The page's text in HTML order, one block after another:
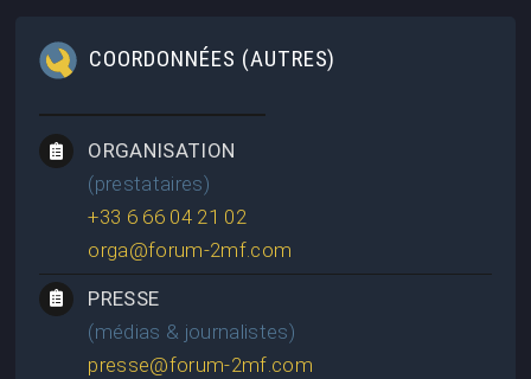
COORDONNÉES (AUTRES)
ORGANISATION
(prestataires)
+33 6 66 04 21 02
orga@forum-2mf.com
PRESSE
(médias & journalistes)
presse@forum-2mf.com